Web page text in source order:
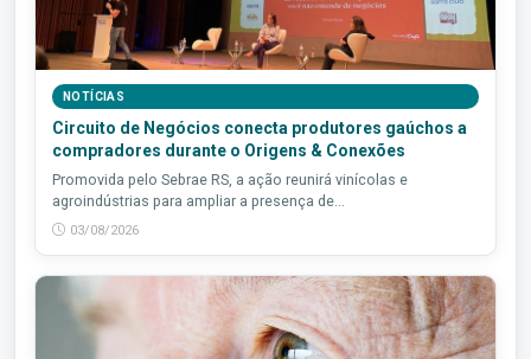
NOTÍCIAS
Circuito de Negócios conecta produtores gaúchos a
compradores durante o Origens & Conexões
Promovida pelo Sebrae RS, a ação reunirá vinícolas e
agroindústrias para ampliar a presença de...
03/08/2026